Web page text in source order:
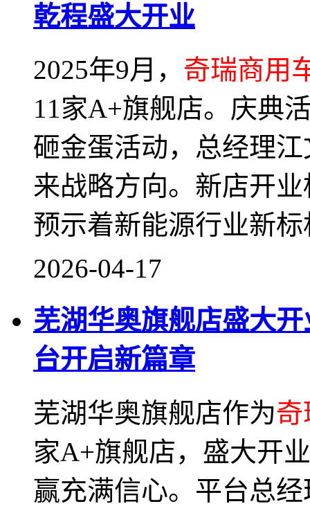
乾程盛大开业
2025年9月， 奇瑞商用
11家A+旗舰店。庆典
砸金蛋活动，总经理
来战略方向。新店开
预示着新能源行业新
2026-04-17
芜湖华奥旗舰店盛大
台开启新篇章
芜湖华奥旗舰店作为
家A+旗舰店，盛大开
赢充满信心。平台总